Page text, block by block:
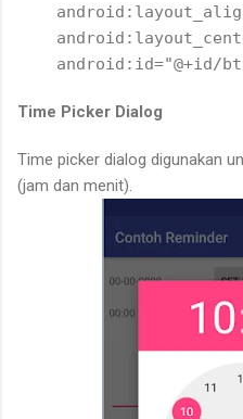
Time Picker Dialog
Time picker dialog digunakan
(jam dan menit).